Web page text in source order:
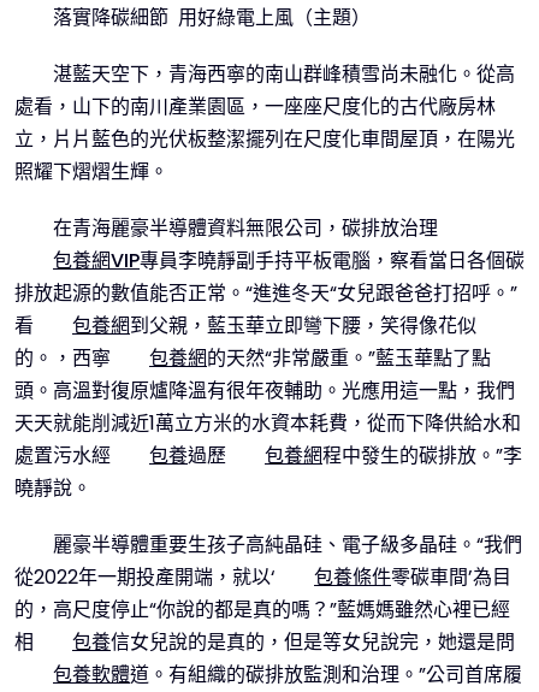
落實降碳細節 用好綠電上風（主題）
湛藍天空下，青海西寧的南山群峰積雪尚未融化。從高
處看，山下的南川產業園區，一座座尺度化的古代廠房林
立，片片藍色的光伏板整潔擺列在尺度化車間屋頂，在陽光
照耀下熠熠生輝。
在青海麗豪半導體資料無限公司，碳排放治理
包養網VIP專員李曉靜副手持平板電腦，察看當日各個碳
排放起源的數值能否正常。“進進冬天“女兒跟爸爸打招呼。”
看
包養網到父親，藍玉華立即彎下腰，笑得像花似
的。，西寧
包養網的天然“非常嚴重。”藍玉華點了點
頭。高溫對復原爐降溫有很年夜輔助。光應用這一點，我們
天天就能削減近1萬立方米的水資本耗費，從而下降供給水和
處置污水經
包養過歷 包養網程中發生的碳排放。”李
曉靜說。
麗豪半導體重要生孩子高純晶硅、電子級多晶硅。“我們
從2022年一期投產開端，就以‘
包養條件零碳車間’為目
的，高尺度停止“你說的都是真的嗎？”藍媽媽雖然心裡已經
相
包養信女兒說的是真的，但是等女兒說完，她還是問
包養軟體道。有組織的碳排放監測和治理。”公司首席履